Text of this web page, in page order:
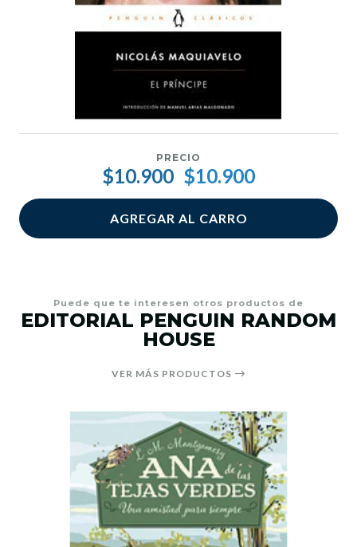
PRECIO
$10.900 $10.900
AGREGAR AL CARRO
Puede que te interesen otros productos de
EDITORIAL PENGUIN RANDOM
HOUSE
VER MÁS PRODUCTOS